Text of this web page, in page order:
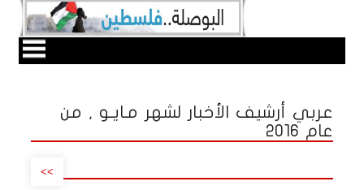
عربي أرشيف الأخبار لشهر مـايـو , من
عام 2016
>>